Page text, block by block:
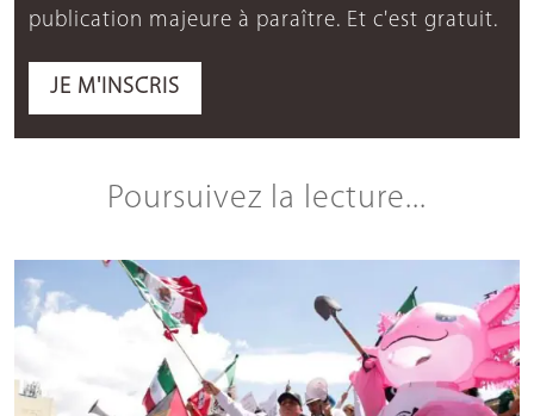
publication majeure à paraître. Et c'est gratuit.
JE M'INSCRIS
Poursuivez la lecture...